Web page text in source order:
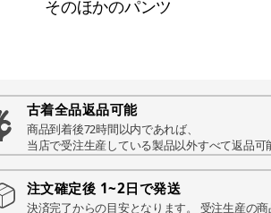
そのほかのパンツ
古着全品返品可能
商品到着後72時間以内であれば、
当店で受注生産している製品以外すべて返品可
注文確定後 1~2日で発送
決済完了からの目安となります。 受注生産の商